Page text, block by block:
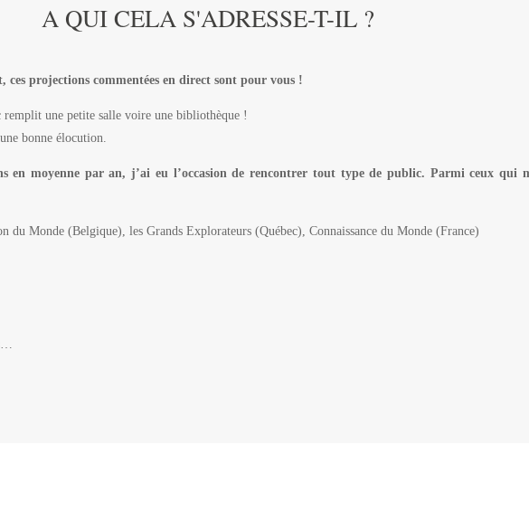
A QUI CELA S'ADRESSE-T-IL ?
projections commentées en direct sont pour vous !
remplit une petite salle voire une bibliothèque !
bonne élocution.
en moyenne par an, j’ai eu l’occasion de rencontrer tout type de public. Parmi ceux qui
du Monde (Belgique), les Grands Explorateurs (Québec), Connaissance du Monde (France)